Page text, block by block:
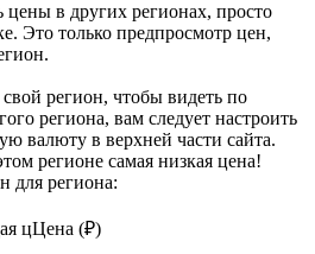
в других регионах, просто
Это только предпросмотр цен,
регион, чтобы видеть по
региона, вам следует настроить
валюту в верхней части сайта.
регионе самая низкая цена!
для региона:
цЦена (₽)